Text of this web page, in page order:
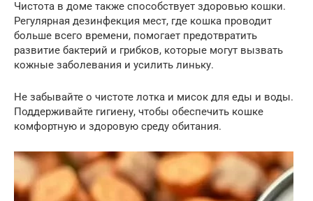
Чистота в доме также способствует здоровью кошки.
Регулярная дезинфекция мест, где кошка проводит
больше всего времени, помогает предотвратить
развитие бактерий и грибков, которые могут вызвать
кожные заболевания и усилить линьку.
Не забывайте о чистоте лотка и мисок для еды и воды.
Поддерживайте гигиену, чтобы обеспечить кошке
комфортную и здоровую среду обитания.